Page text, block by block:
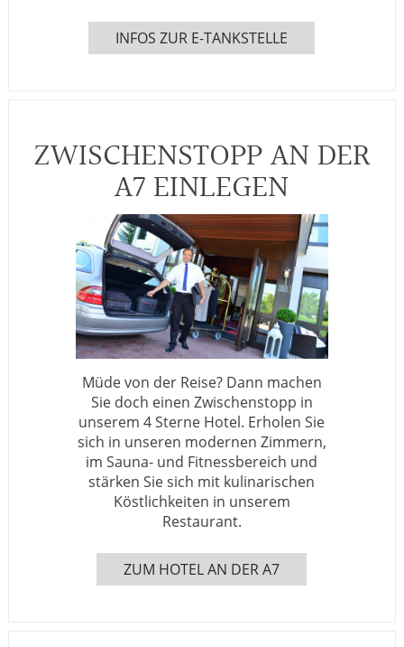
INFOS ZUR E-TANKSTELLE
ZWISCHENSTOPP AN DER
A7 EINLEGEN
Müde von der Reise? Dann machen
Sie doch einen Zwischenstopp in
unserem 4 Sterne Hotel. Erholen Sie
sich in unseren modernen Zimmern,
im Sauna- und Fitnessbereich und
stärken Sie sich mit kulinarischen
Köstlichkeiten in unserem
Restaurant.
ZUM HOTEL AN DER A7